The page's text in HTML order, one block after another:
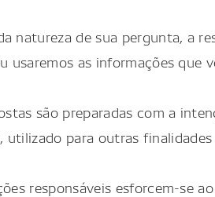
natureza de sua pergunta, a
usaremos as informações que
são preparadas com a
utilizado para outras
responsáveis esforcem-se